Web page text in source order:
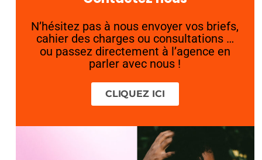
N’hésitez pas à nous envoyer vos briefs,
cahier des charges ou consultations …
ou passez directement à l’agence en
parler avec nous !
CLIQUEZ ICI